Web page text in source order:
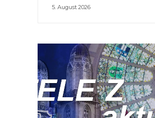
5. August 2026